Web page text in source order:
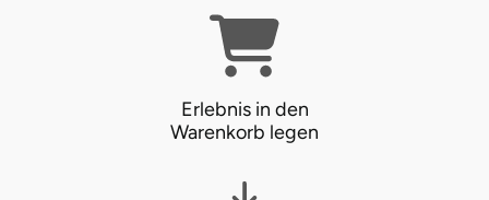
Erlebnis in den
Warenkorb legen